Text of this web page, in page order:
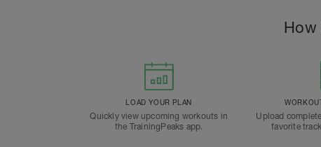
How
LOAD YOUR PLAN
Quickly view upcoming workouts in
the TrainingPeaks app.
Upload
favorite